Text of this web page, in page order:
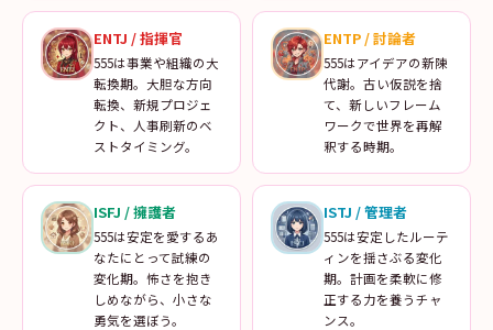
ENTJ /指揮官
555は事業や組織の大
転換期。大胆な方向
転換、新規プロジェ
クト、人事刷新のベ
ストタイミング。
ENTP/討論者
555はアイデアの新陳
代謝。古い仮説を捨
て、新しいフレーム
ワークで世界を再解
釈する時期。
ISFJ /擁護者
555は安定を愛するあ
なたにとって試練の
変化期。怖さを抱き
しめながら、小さな
勇気を選ぼう。
ISTJ /管理者
555は安定したルーテ
ィンを揺さぶる変化
期。計画を柔軟に修
正する力を養うチャ
ンス。